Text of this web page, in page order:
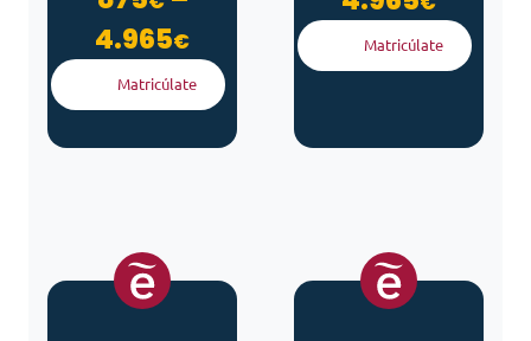
4.965€Rango de precios:
Matricúlate
Matricúlate